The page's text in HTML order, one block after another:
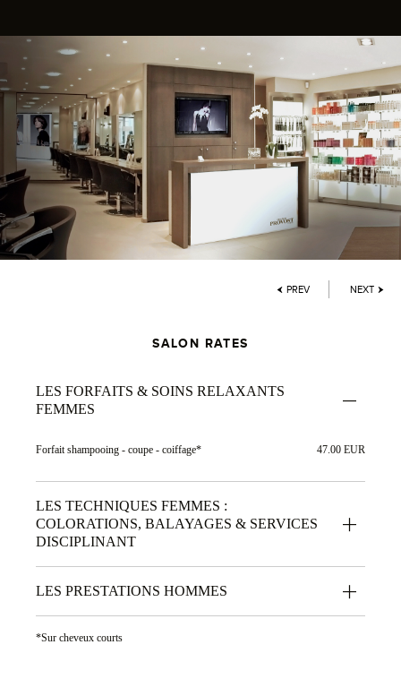
PREV NEXT
SALON RATES
LES FORFAITS & SOINS RELAXANTS
FEMMES
Forfait shampooing - coupe - coiffage* 47.00 EUR
LES TECHNIQUES FEMMES :
COLORATIONS, BALAYAGES & SERVICES
DISCIPLINANT
LES PRESTATIONS HOMMES
*Sur cheveux courts